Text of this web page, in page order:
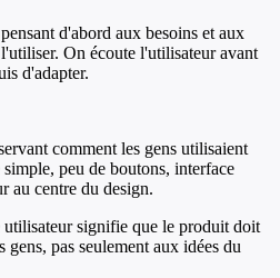
d'abord aux besoins et aux
On écoute l'utilisateur avant
d'adapter.
comment les gens utilisaient
peu de boutons, interface
au centre du design.
utilisateur signifie que le produit doit
pas seulement aux idées du